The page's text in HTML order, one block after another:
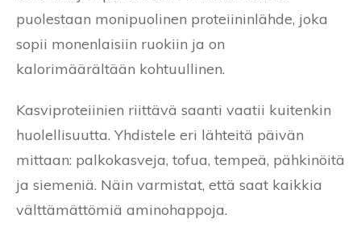
puolestaan monipuolinen proteiininlähde, joka
sopii monenlaisiin ruokiin ja on
kalorimäärältään kohtuullinen.
Kasviproteiinien riittävä saanti vaatii kuitenkin
huolellisuutta. Yhdistele eri lähteitä päivän
mittaan: palkokasveja, tofua, tempeä, pähkinöitä
ja siemeniä. Näin varmistat, että saat kaikkia
välttämättömiä aminohappoja.